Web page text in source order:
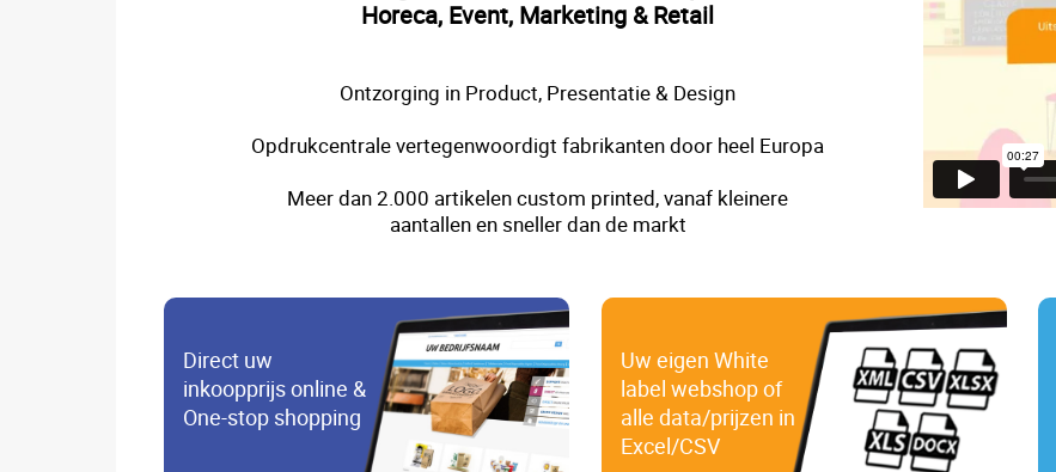
Horeca, Event, Marketing & Retail
Ontzorging in Product, Presentatie & Design
Opdrukcentrale vertegenwoordigt fabrikanten door heel Europa
Meer dan 2.000 artikelen custom printed, vanaf kleinere
aantallen en sneller dan de markt
Direct uw
inkoopprijs online &
One-stop shopping
Uw eigen White
label webshop of
alle data/prijzen in
Excel/CSV